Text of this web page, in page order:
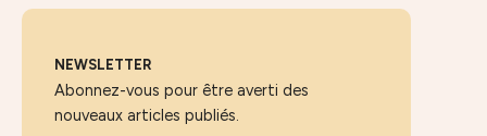
NEWSLETTER
Abonnez-vous pour être averti des
nouveaux articles publiés.